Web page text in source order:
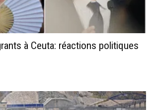
à Ceuta: réactions politiques